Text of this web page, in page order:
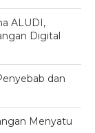
ALUDI,
Digital
dan
Menyatu